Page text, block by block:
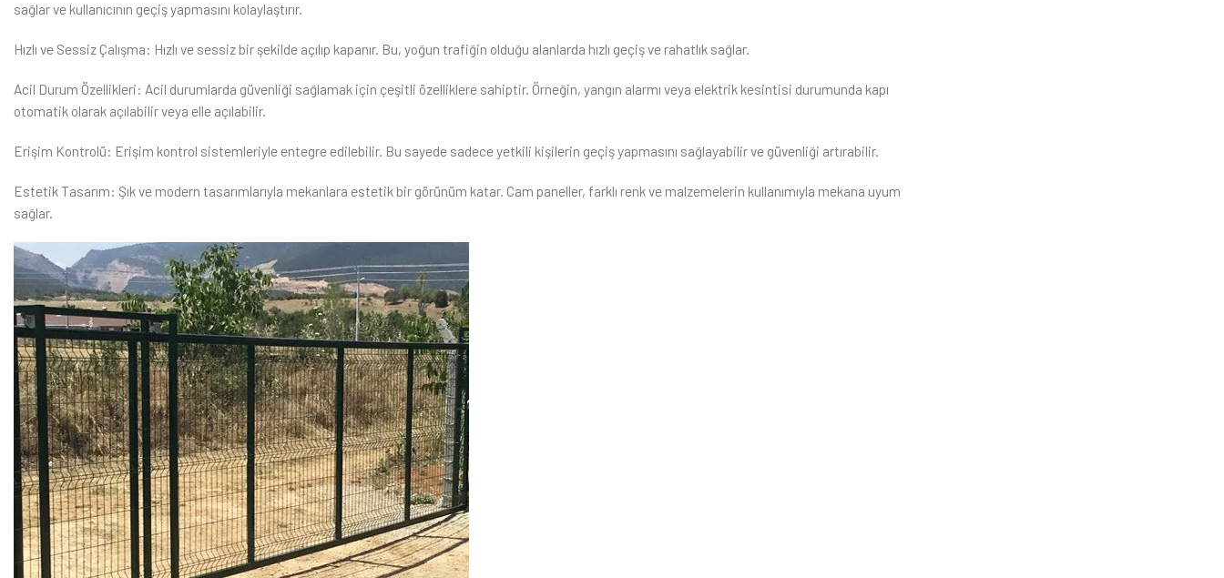
sağlar ve kullanıcının geçiş yapmasını kolaylaştırır.
Hızlı ve Sessiz Çalışma: Hızlı ve sessiz bir şekilde açılıp kapanır. Bu, yoğun trafiğin olduğu alanlarda hızlı geçiş ve rahatlık sağlar.
Acil Durum Özellikleri: Acil durumlarda güvenliği sağlamak için çeşitli özelliklere sahiptir. Örneğin, yangın alarmı veya elektrik kesintisi durumunda kapı
otomatik olarak açılabilir veya elle açılabilir.
Erişim Kontrolü: Erişim kontrol sistemleriyle entegre edilebilir. Bu sayede sadece yetkili kişilerin geçiş yapmasını sağlayabilir ve güvenliği artırabilir.
Estetik Tasarım: Şık ve modern tasarımlarıyla mekanlara estetik bir görünüm katar. Cam paneller, farklı renk ve malzemelerin kullanımıyla mekana uyum
sağlar.